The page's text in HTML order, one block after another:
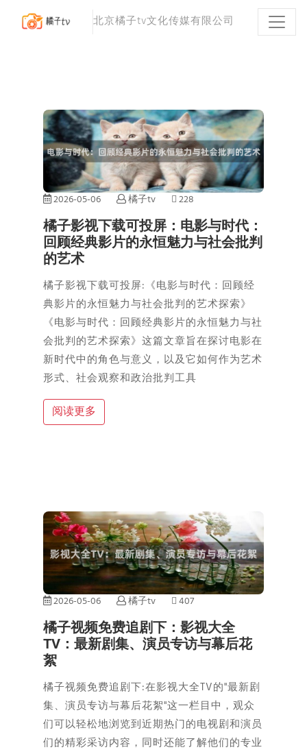
北京橘子tv文化传媒有限公司
2026-05-06 橘子tv 228
橘子影视下载可投屏：电影与时代：
回顾经典影片的永恒魅力与社会批判
的艺术
橘子影视下载可投屏:《电影与时代：回顾经
典影片的永恒魅力与社会批判的艺术探索》
《电影与时代：回顾经典影片的永恒魅力与社
会批判的艺术探索》这篇文章旨在探讨电影在
新时代中的角色与意义，以及它如何作为艺术
形式、社会观察和政治批判工具
阅读更多
2026-05-06 橘子tv 407
橘子视频免费追剧下：影视大全
TV：最新剧集、演员专访与幕后花
絮
橘子视频免费追剧下:在影视大全TV的"最新剧
集、演员专访与幕后花絮"这一栏目中，观众
们可以轻松地浏览到近期热门的电视剧和演员
们的精彩采访内容，同时还能了解他们的专业